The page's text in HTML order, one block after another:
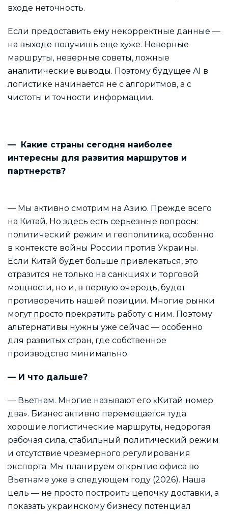
входе неточность.
Если предоставить ему некорректные данные —
на выходе получишь еще хуже. Неверные
маршруты, неверные советы, ложные
аналитические выводы. Поэтому будущее AI в
логистике начинается не с алгоритмов, а с
чистоты и точности информации.
— Какие страны сегодня наиболее
интересны для развития маршрутов и
партнерств?
— Мы активно смотрим на Азию. Прежде всего
на Китай. Но здесь есть серьезные вопросы:
политический режим и геополитика, особенно
в контексте войны России против Украины.
Если Китай будет больше привлекаться, это
отразится не только на санкциях и торговой
мощности, но и, в первую очередь, будет
противоречить нашей позиции. Многие рынки
могут просто прекратить работу с ним. Поэтому
альтернативы нужны уже сейчас — особенно
для развитых стран, где собственное
производство минимально.
— И что дальше?
— Вьетнам. Многие называют его «Китай номер
два». Бизнес активно перемещается туда:
хорошие логистические маршруты, недорогая
рабочая сила, стабильный политический режим
и отсутствие чрезмерного регулирования
экспорта. Мы планируем открытие офиса во
Вьетнаме уже в следующем году (2026). Наша
цель — не просто построить цепочку доставки, а
показать украинскому бизнесу потенциал